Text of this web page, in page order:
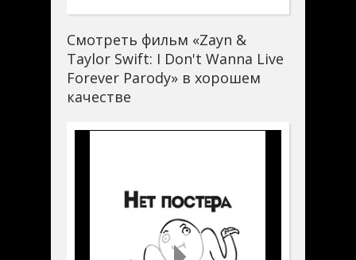
Смотреть фильм «Zayn &
Taylor Swift: I Don't Wanna Live
Forever Parody» в хорошем
качестве